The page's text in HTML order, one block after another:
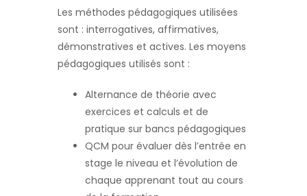
Les méthodes pédagogiques utilisées
sont : interrogatives, affirmatives,
démonstratives et actives. Les moyens
pédagogiques utilisés sont :
Alternance de théorie avec
exercices et calculs et de
pratique sur bancs pédagogiques
QCM pour évaluer dès l’entrée en
stage le niveau et l’évolution de
chaque apprenant tout au cours